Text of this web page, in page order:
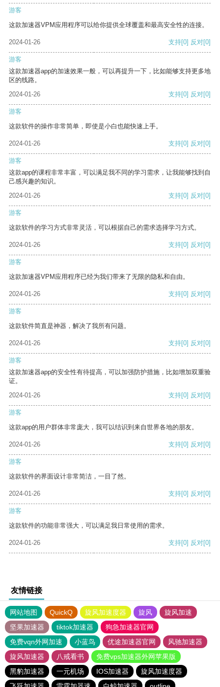
游客
这款加速器VPM应用程序可以给你提供全球覆盖和最高安全性的连接。
2024-01-26 支持[0] 反对[0]
游客
这款加速器app的加速效果一般，可以再提升一下，比如能够支持更多地
区的线路。
2024-01-26
支持[0] 反对[0]
游客
这款软件的操作非常简单，即使是小白也能快速上手。
2024-01-26 支持[0] 反对[0]
游客
这款app的课程非常丰富，可以满足我不同的学习需求，让我能够找到自
己感兴趣的知识。
2024-01-26
支持[0] 反对[0]
游客
这款软件的学习方式非常灵活，可以根据自己的需求选择学习方式。
2024-01-26 支持[0] 反对[0]
游客
这款加速器VPM应用程序已经为我们带来了无限的隐私和自由。
2024-01-26 支持[0] 反对[0]
游客
这款软件简直是神器，解决了我所有问题。
2024-01-26 支持[0] 反对[0]
游客
这款加速器app的安全性有待提高，可以加强防护措施，比如增加双重验
证。
2024-01-26
支持[0] 反对[0]
游客
这款app的用户群体非常庞大，我可以结识到来自世界各地的朋友。
2024-01-26 支持[0] 反对[0]
游客
这款软件的界面设计非常简洁，一目了然。
2024-01-26 支持[0] 反对[0]
游客
这款软件的功能非常强大，可以满足我日常使用的需求。
2024-01-26 支持[0] 反对[0]
友情链接
网站地图 QuickQ 旋风加速度器 旋风
旋风加速
坚果加速器
tiktok加速器
狗急加速器官网
免费vqn外网加速
小蓝鸟 优途加速器官网
风驰加速器
旋风加速器
八戒看书
免费vps加速器外网苹果版
黑豹加速器
一元机场 IOS加速器
旋风加速度器